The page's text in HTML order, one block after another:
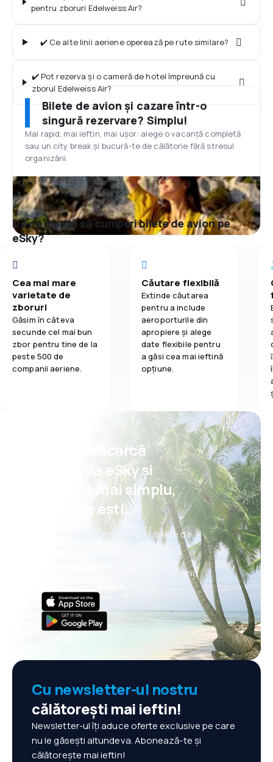
pentru zboruri Edelweiss Air?
✔️ Ce alte linii aeriene operează pe rute similare?
✔️ Pot rezerva și o cameră de hotel împreună cu
zborul Edelweiss Air?
Bilete de avion și cazare într-o
singură rezervare? Simplu!
Mai rapid, mai ieftin, mai ușor: alege o vacanță completă
sau un city break și bucură-te de călătorie fără stresul
organizării.
De ce merită să cumperi bilete de avion pe
eSky?
Cea mai mare
varietate de
zboruri
Găsim în câteva
secunde cel mai bun
zbor pentru tine de la
peste 500 de
companii aeriene.
Căutare flexibilă
Extinde căutarea
pentru a include
aeroporturile din
apropiere și alege
date flexibile pentru
a găsi cea mai ieftină
opțiune.
Psst! Descarcă
aplicația eSky și
rezervă mai simplu,
oriunde ești.
Oferte noi în fiecare zi: bilete de
avion, vacanțe, city break-uri
Totul la un click distanță, oricând
Cu newsletter-ul nostru
călătorești mai ieftin!
Newsletter-ul îți aduce oferte exclusive pe care
nu le găsești altundeva. Abonează-te și
călătorește mai ieftin!